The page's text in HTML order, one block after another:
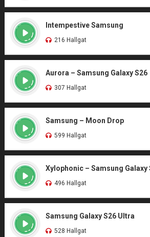
Intempestive Samsung
216 Hallgat
Aurora – Samsung Galaxy S26
307 Hallgat
Samsung – Moon Drop
599 Hallgat
Xylophonic – Samsung Galaxy
496 Hallgat
Samsung Galaxy S26 Ultra
528 Hallgat